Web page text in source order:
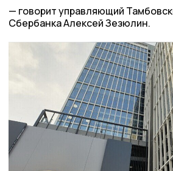
говорит управляющий
Сбербанка Алексей Зезюлин.